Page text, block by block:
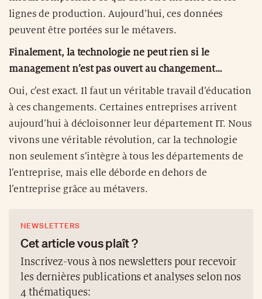
lignes de production. Aujourd’hui, ces données
peuvent être portées sur le métavers.
Finalement, la technologie ne peut rien si le
management n’est pas ouvert au changement…
Oui, c’est exact. Il faut un véritable travail d’éducation
à ces changements. Certaines entreprises arrivent
aujourd’hui à décloisonner leur département IT. Nous
vivons une véritable révolution, car la technologie
non seulement s’intègre à tous les départements de
l’entreprise, mais elle déborde en dehors de
l’entreprise grâce au métavers.
NEWSLETTERS
Cet article vous plaît ?
Inscrivez-vous à nos newsletters pour recevoir
les dernières publications et analyses selon nos
4 thématiques: